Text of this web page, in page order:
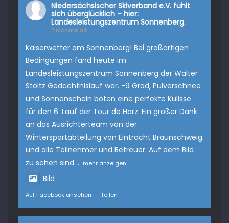
Niedersächsischer Skiverband e.V. fühlt
sich überglücklich – hier:
Landesleistungszentrum Sonnenberg.
7 Monate alt
Kaiserwetter am Sonnenberg! Bei großartigen
Bedingungen fand heute im
Landesleistungszentrum Sonnenberg der Walter
Stoltz Gedächtnislauf war. -9 Grad, Pulverschnee
und Sonnenschein boten eine perfekte Kulisse
für den 6. Lauf der Tour de Harz. Ein großer Dank
an das Ausrichterteam von der
Wintersportabteilung vonEintracht Braunschweig
und alle Teilnehmer und Betreuer. Auf dem Bild
zu sehen sind ... mehr anzeigen
Bild
Auf Facebook ansehen · Teilen